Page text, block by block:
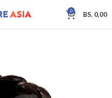
0 BS. 0,00